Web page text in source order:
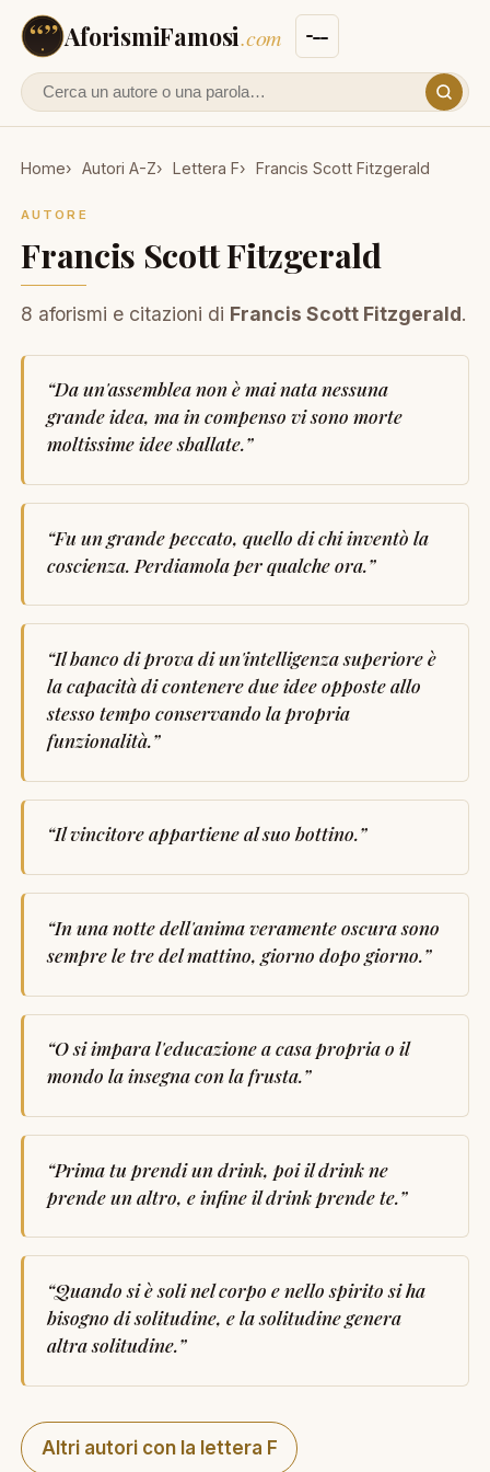
AforismiFamosi.com
Cerca un autore o un aforisma
Home Autori A-Z Lettera F Francis Scott Fitzgerald
AUTORE
Francis Scott Fitzgerald
8 aforismi e citazioni di Francis Scott Fitzgerald.
“Da un'assemblea non è mai nata nessuna
grande idea, ma in compenso vi sono morte
moltissime idee sballate.”
“Fu un grande peccato, quello di chi inventò la
coscienza. Perdiamola per qualche ora.”
“Il banco di prova di un'intelligenza superiore è
la capacità di contenere due idee opposte allo
stesso tempo conservando la propria
funzionalità.”
“Il vincitore appartiene al suo bottino.”
“In una notte dell'anima veramente oscura sono
sempre le tre del mattino, giorno dopo giorno.”
“O si impara l'educazione a casa propria o il
mondo la insegna con la frusta.”
“Prima tu prendi un drink, poi il drink ne
prende un altro, e infine il drink prende te.”
“Quando si è soli nel corpo e nello spirito si ha
bisogno di solitudine, e la solitudine genera
altra solitudine.”
Altri autori con la lettera F